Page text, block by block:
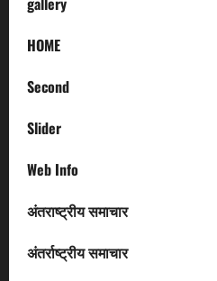
HOME
Second
Slider
Web Info
अंतराष्ट्रीय समाचार
अंतर्राष्ट्रीय समाचार